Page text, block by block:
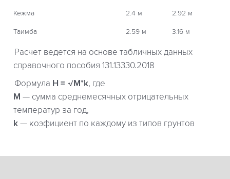
Кежма 2.4 м 2.92 м
Таимба 2.59 м 3.16 м
Расчет ведется на основе табличных данных
справочного пособия 131.13330.2018
Формула H = √M*k, где
М — сумма среднемесячных отрицательных
температур за год,
k — коэфициент по каждому из типов грунтов